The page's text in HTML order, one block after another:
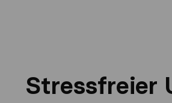
Stressfreier